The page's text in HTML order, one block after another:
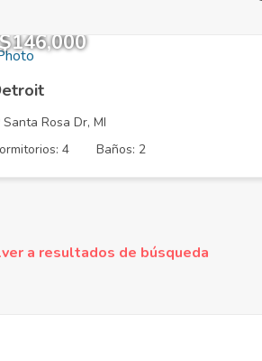
$146,000
Santa Rosa Dr, MI
4
Baños: 2
a resultados de búsqueda